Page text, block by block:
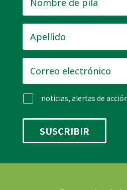
de
pila *
electrónico *
noticias, alertas de